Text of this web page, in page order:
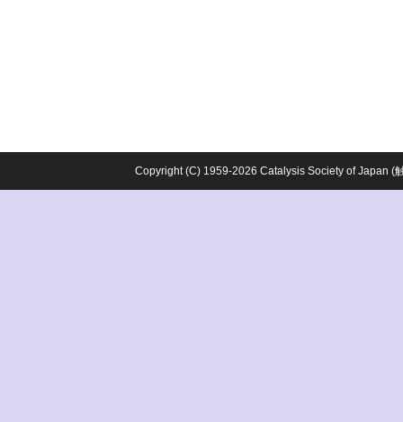
Copyright (C) 1959-2026 Catalysis Society of Japan (